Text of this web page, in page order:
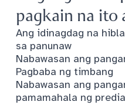
pagkain na ito
Ang idinagdag na
sa panunaw
Nabawasan ang
Pagbaba ng timbang
Nabawasan ang
pamamahala ng